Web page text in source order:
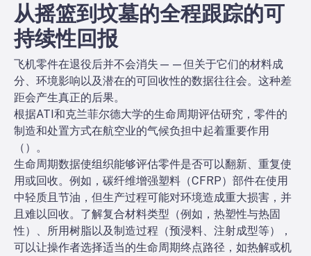
从摇篮到坟墓的全程跟踪的可
持续性回报
飞机零件在退役后并不会消失——但关于它们的材料成
分、环境影响以及潜在的可回收性的数据往往会。这种差
距会产生真正的后果。
根据ATI和克兰菲尔德大学的生命周期评估研究，零件的
制造和处置方式在航空业的气候负担中起着重要作用
（ ）。
生命周期数据使组织能够评估零件是否可以翻新、重复使
用或回收。例如，碳纤维增强塑料（CFRP）部件在使用
中轻质且节油，但生产过程可能对环境造成重大损害，并
且难以回收。了解复合材料类型（例如，热塑性与热固
性）、所用树脂以及制造过程（预浸料、注射成型等），
可以让操作者选择适当的生命周期终点路径，如热解或机